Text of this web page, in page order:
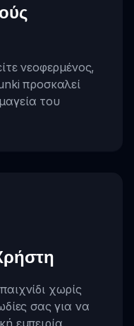
νεοφερμένος,
προσκαλεί
του
χωρίς
σας για να